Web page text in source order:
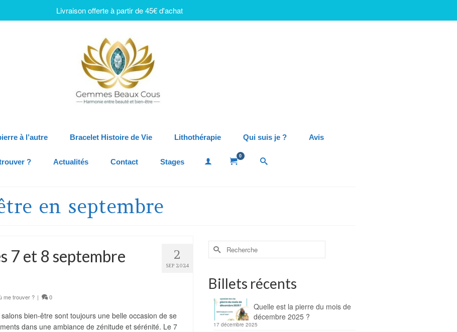
à l’autre Bracelet Histoire de Vie Lithothérapie Qui suis je ? Avis
? Actualités Contact Stages
0
en septembre
2
SEP 2024
7 et 8 septembre
me trouver ? | 0
bien-être sont toujours une belle occasion de se
dans une ambiance de zénitude et sérénité. Le 7
Billets récents
Quelle est la pierre du mois de
décembre 2025 ?
17 décembre 2025
Livraison offerte à partir de 45€ d'achat